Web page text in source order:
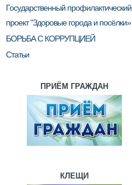
Государственный профилактический
проект "Здоровые города и посёлки»
БОРЬБА С КОРРУПЦИЕЙ
Статьи
ПРИЁМ ГРАЖДАН
КЛЕЩИ